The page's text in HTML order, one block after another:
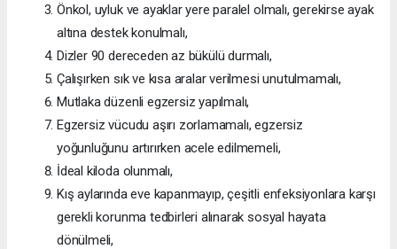
Önkol, uyluk ve ayaklar yere paralel olmalı, gerekirse ayak
altına destek konulmalı,
Dizler 90 dereceden az bükülü durmalı,
Çalışırken sık ve kısa aralar verilmesi unutulmamalı,
Mutlaka düzenli egzersiz yapılmalı,
Egzersiz vücudu aşırı zorlamamalı, egzersiz
yoğunluğunu artırırken acele edilmemeli,
İdeal kiloda olunmalı,
Kış aylarında eve kapanmayıp, çeşitli enfeksiyonlara karşı
gerekli korunma tedbirleri alınarak sosyal hayata
dönülmeli,